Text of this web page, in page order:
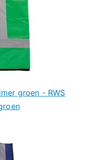
groen - RWS